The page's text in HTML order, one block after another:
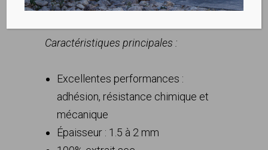
Télécharger la fiche technique
Caractéristiques principales :
Excellentes performances :
adhésion, résistance chimique et
mécanique
Épaisseur : 1.5 à 2 mm